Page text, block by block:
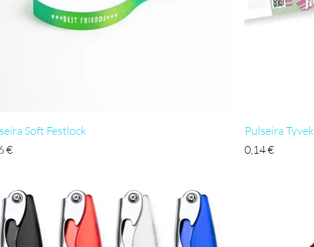
Visualização rápida
Soft Festlock
€
Pulseira Tyvek
Preço
0,14 €